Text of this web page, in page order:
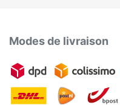
Modes de livraison